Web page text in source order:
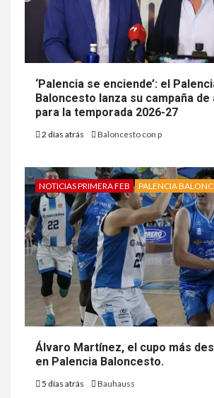
‘Palencia se enciende’: el
Baloncesto lanza su campaña de
para la temporada 2026-27
2 días atrás Baloncesto con p
NOTICIAS PRIMERA FEB PALENCIA
Álvaro Martínez, el cupo más
en Palencia Baloncesto.
5 días atrás Bauhauss